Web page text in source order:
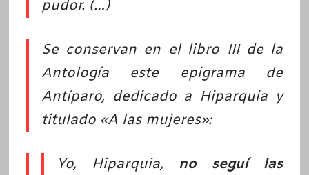
pudor. (…)
Se conservan en el libro III de la
Antología este epigrama de
Antíparo, dedicado a Hiparquia y
titulado «A las mujeres»:
Yo, Hiparquia, no seguí las